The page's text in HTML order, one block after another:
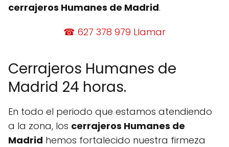
cerrajeros Humanes de Madrid.
☎ 627 378 979 Llamar
Cerrajeros Humanes de
Madrid 24 horas.
En todo el periodo que estamos atendiendo
a la zona, los cerrajeros Humanes de
Madrid hemos fortalecido nuestra firmeza